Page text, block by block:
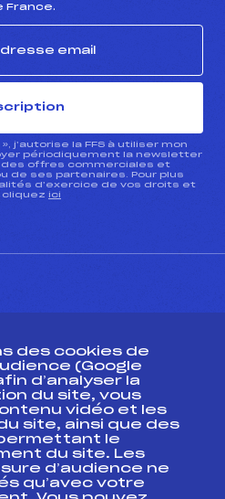
France.
j’autorise la FFS à utiliser mon
périodiquement la newsletter
des offres commerciales et
de ses partenaires. Pour plus
d’exercice de vos droits et
cliquez ici
fédéral
des cookies de
(Google
d’analyser la
du site, vous
vidéo et les
site, ainsi que des
le
du site. Les
d’audience ne
qu’avec votre